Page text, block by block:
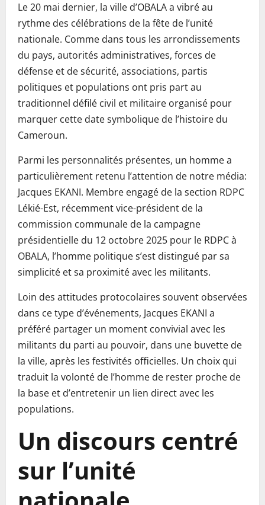
Le 20 mai dernier, la ville d’OBALA a vibré au
rythme des célébrations de la fête de l’unité
nationale. Comme dans tous les arrondissements
du pays, autorités administratives, forces de
défense et de sécurité, associations, partis
politiques et populations ont pris part au
traditionnel défilé civil et militaire organisé pour
marquer cette date symbolique de l’histoire du
Cameroun.
Parmi les personnalités présentes, un homme a
particulièrement retenu l’attention de notre média:
Jacques EKANI. Membre engagé de la section RDPC
Lékié-Est, récemment vice-président de la
commission communale de la campagne
présidentielle du 12 octobre 2025 pour le RDPC à
OBALA, l’homme politique s’est distingué par sa
simplicité et sa proximité avec les militants.
Loin des attitudes protocolaires souvent observées
dans ce type d’événements, Jacques EKANI a
préféré partager un moment convivial avec les
militants du parti au pouvoir, dans une buvette de
la ville, après les festivités officielles. Un choix qui
traduit la volonté de l’homme de rester proche de
la base et d’entretenir un lien direct avec les
populations.
Un discours centré
sur l’unité